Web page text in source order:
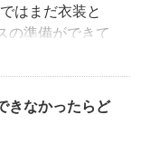
はまだ衣装と
の準備ができて
身にご用意をお
きなかったらど